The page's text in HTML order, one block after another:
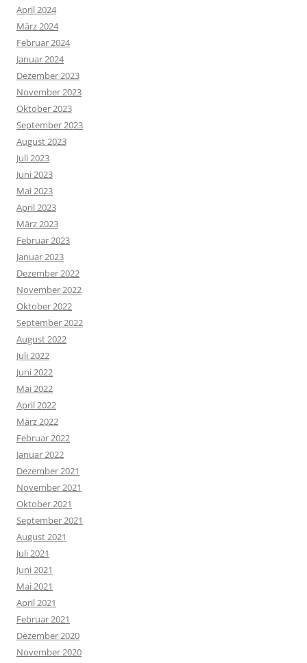
April 2024
März 2024
Februar 2024
Januar 2024
Dezember 2023
November 2023
Oktober 2023
September 2023
August 2023
Juli 2023
Juni 2023
Mai 2023
April 2023
März 2023
Februar 2023
Januar 2023
Dezember 2022
November 2022
Oktober 2022
September 2022
August 2022
Juli 2022
Juni 2022
Mai 2022
April 2022
März 2022
Februar 2022
Januar 2022
Dezember 2021
November 2021
Oktober 2021
September 2021
August 2021
Juli 2021
Juni 2021
Mai 2021
April 2021
Februar 2021
Dezember 2020
November 2020